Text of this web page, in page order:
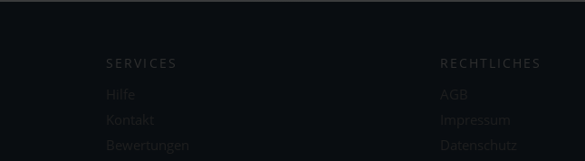
SERVICES RECHTLICHES